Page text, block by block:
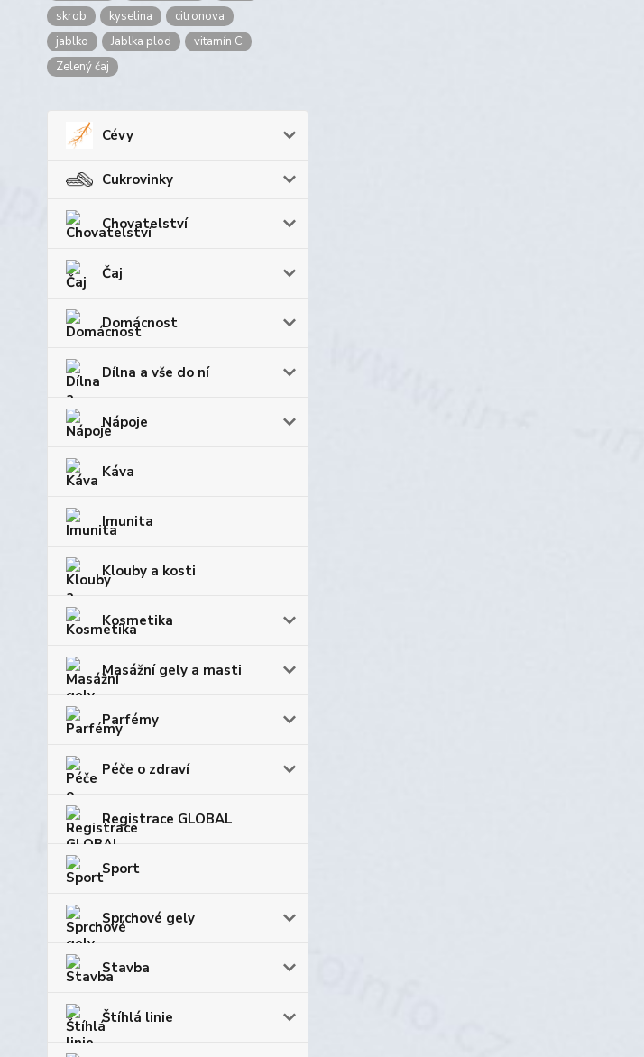
skrob
kyselina
citronova
jablko
Jablka plod
vitamín C
Zelený čaj
Cévy
Cukrovinky
Chovatelství
Čaj
Domácnost
Dílna a vše do ní
Nápoje
Káva
Imunita
Klouby a kosti
Kosmetika
Masážní gely a masti
Parfémy
Péče o zdraví
Registrace GLOBAL
Sport
Sprchové gely
Stavba
Štíhlá linie